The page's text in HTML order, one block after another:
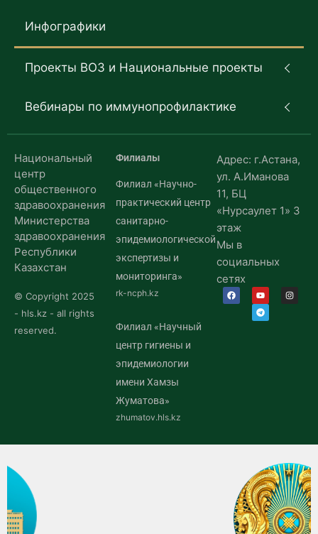
Инфографики
Проекты ВОЗ и Национальные проекты
Вебинары по иммунопрофилактике
Национальный
центр
общественного
здравоохранения
Министерства
здравоохранения
Республики
Казахстан
© Copyright 2025
- hls.kz - all rights
reserved.
Филиалы
Филиал «Научно-
практический центр
санитарно-
эпидемиологической
экспертизы и
мониторинга»
rk-ncph.kz
Филиал «Научный
центр гигиены и
эпидемиологии
имени Хамзы
Жуматова»
zhumatov.hls.kz
Адрес: г.Астана,
ул. А.Иманова
11, БЦ
«Нурсаулет 1» 3
этаж
Мы в
социальных
сетях